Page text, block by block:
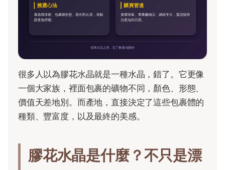
很多人以為膠花水晶就是一種水晶，錯了。它更像
一個大家族，裡面包裹的礦物不同，顏色、形態、
價值天差地別。而產地，直接決定了這些包裹體的
種類、豐富度，以及最終的美感。
膠花水晶是什麼？不只是漂